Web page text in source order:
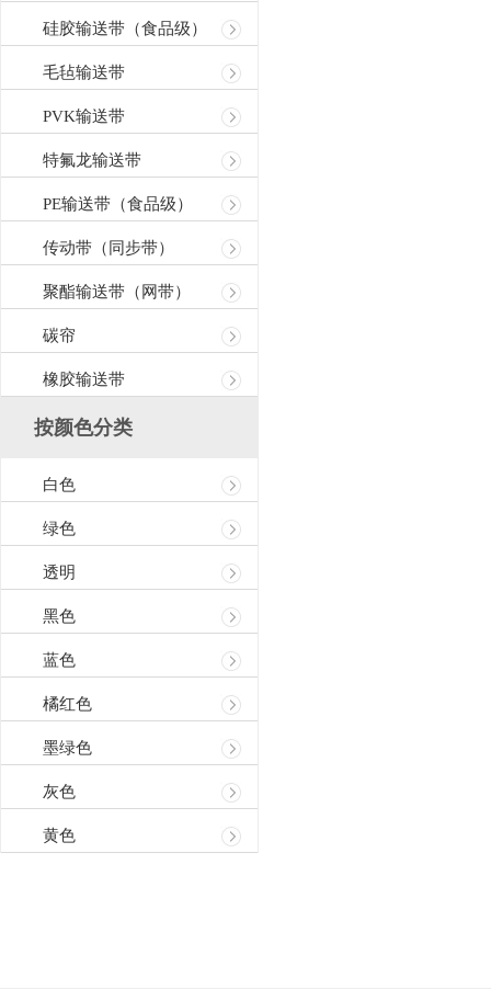
硅胶输送带（食品级）
毛毡输送带
PVK输送带
特氟龙输送带
PE输送带（食品级）
传动带（同步带）
聚酯输送带（网带）
碳帘
橡胶输送带
按颜色分类
白色
绿色
透明
黑色
蓝色
橘红色
墨绿色
灰色
黄色